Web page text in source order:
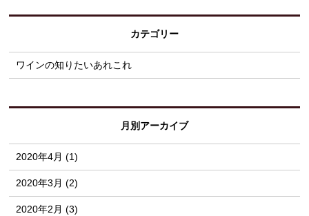
カテゴリー
ワインの知りたいあれこれ
月別アーカイブ
2020年4月 (1)
2020年3月 (2)
2020年2月 (3)